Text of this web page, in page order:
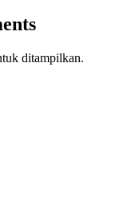
ditampilkan.